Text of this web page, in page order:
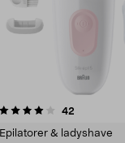
42
Epilatorer & ladyshave
4.5 av 5 stjärnor